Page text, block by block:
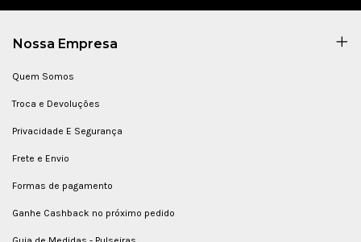
Nossa Empresa
Quem Somos
Troca e Devoluções
Privacidade E Segurança
Frete e Envio
Formas de pagamento
Ganhe Cashback no próximo pedido